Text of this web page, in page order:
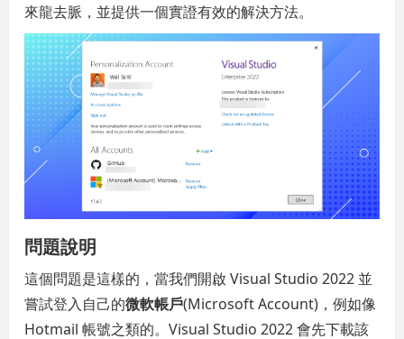
來龍去脈，並提供一個實證有效的解決方法。
問題說明
這個問題是這樣的，當我們開啟 Visual Studio 2022 並
嘗試登入自己的微軟帳戶(Microsoft Account)，例如像
Hotmail 帳號之類的。Visual Studio 2022 會先下載該